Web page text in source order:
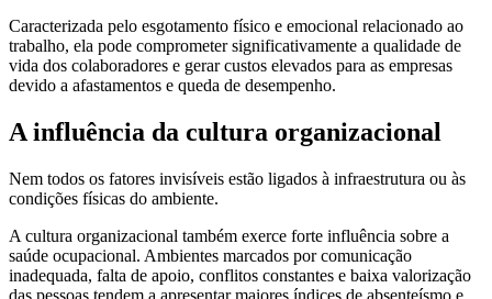
Caracterizada pelo esgotamento físico e emocional relacionado ao
trabalho, ela pode comprometer significativamente a qualidade de
vida dos colaboradores e gerar custos elevados para as empresas
devido a afastamentos e queda de desempenho.
A influência da cultura organizacional
Nem todos os fatores invisíveis estão ligados à infraestrutura ou às
condições físicas do ambiente.
A cultura organizacional também exerce forte influência sobre a
saúde ocupacional. Ambientes marcados por comunicação
inadequada, falta de apoio, conflitos constantes e baixa valorização
das pessoas tendem a apresentar maiores índices de absenteísmo e